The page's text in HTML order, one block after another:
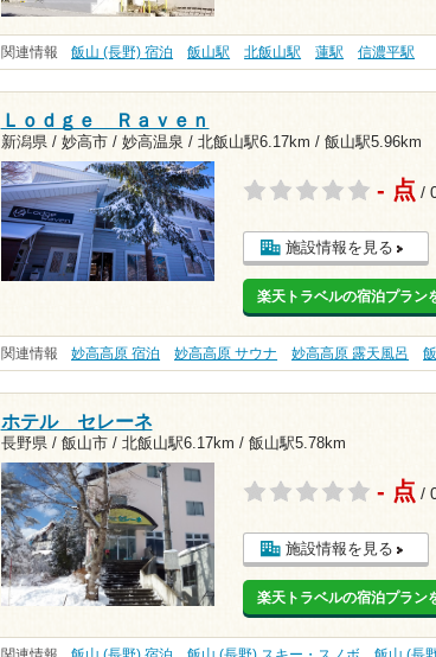
関連情報 飯山 (長野) 宿泊 飯山駅 北飯山駅 蓮駅 信濃平駅
Ｌｏｄｇｅ Ｒａｖｅｎ
新潟県 / 妙高市 / 妙高温泉 / 北飯山駅6.17km / 飯山駅5.96km
- 点 /
施設情報を見る
楽天トラベルの宿泊プラン
関連情報 妙高高原 宿泊 妙高高原 サウナ 妙高高原 露天風呂
ホテル セレーネ
長野県 / 飯山市 / 北飯山駅6.17km / 飯山駅5.78km
- 点 /
施設情報を見る
楽天トラベルの宿泊プラン